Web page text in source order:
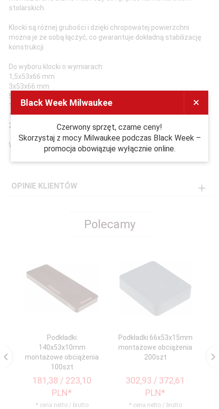
stolarskich.
Klocki są różnej grubości i dzięki chropowatej powierzchni
można je ze sobą łączyć, co gwarantuje dokładną stabilizację
konstrukcji.
Do wyboru klocki o wymiarach:
1,5x53x66 mm
3x53x66 mm
5x53x66 mm
10x53x66 mm
15x53x66 mm
20x53x66 mm
W ofercie również już skompletowane zestawy do montażu.
OPINIE KLIENTÓW
Polecamy
Podkładki
140x53x10mm
montażowe obciążenia
100szt
181,38 / 223,10
PLN*
* cena netto / brutto
Podkładki 66x53x15mm
montażowe obciążenia
200szt
302,93 / 372,61
PLN*
* cena netto / brutto
×
Black Week Milwaukee
Czerwony sprzęt, czarne ceny!
Skorzystaj z mocy Milwaukee podczas Black Week –
promocja obowiązuje wyłącznie online.